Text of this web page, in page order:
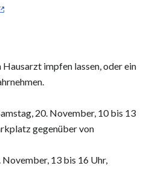
Hausarzt impfen lassen, oder ein
20. November, 10 bis 13
gegenüber von
November, 13 bis 16 Uhr,